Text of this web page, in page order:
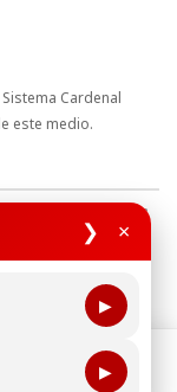
❯ ×
▶
▶
Cardenal
este medio.
Propiedad Intelectual
de Datos
experiencia de
de uso de